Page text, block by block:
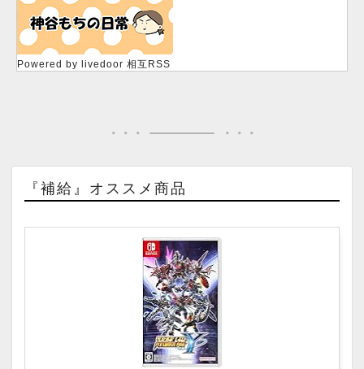
Powered by livedoor 相互RSS
『補給』オススメ商品